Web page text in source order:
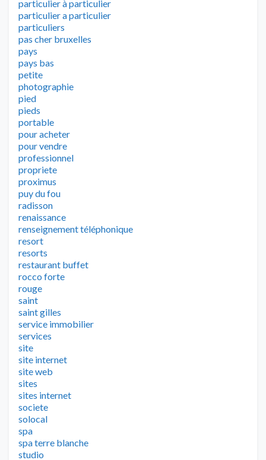
particulier à particulier
particulier a particulier
particuliers
pas cher bruxelles
pays
pays bas
petite
photographie
pied
pieds
portable
pour acheter
pour vendre
professionnel
propriete
proximus
puy du fou
radisson
renaissance
renseignement téléphonique
resort
resorts
restaurant buffet
rocco forte
rouge
saint
saint gilles
service immobilier
services
site
site internet
site web
sites
sites internet
societe
solocal
spa
spa terre blanche
studio